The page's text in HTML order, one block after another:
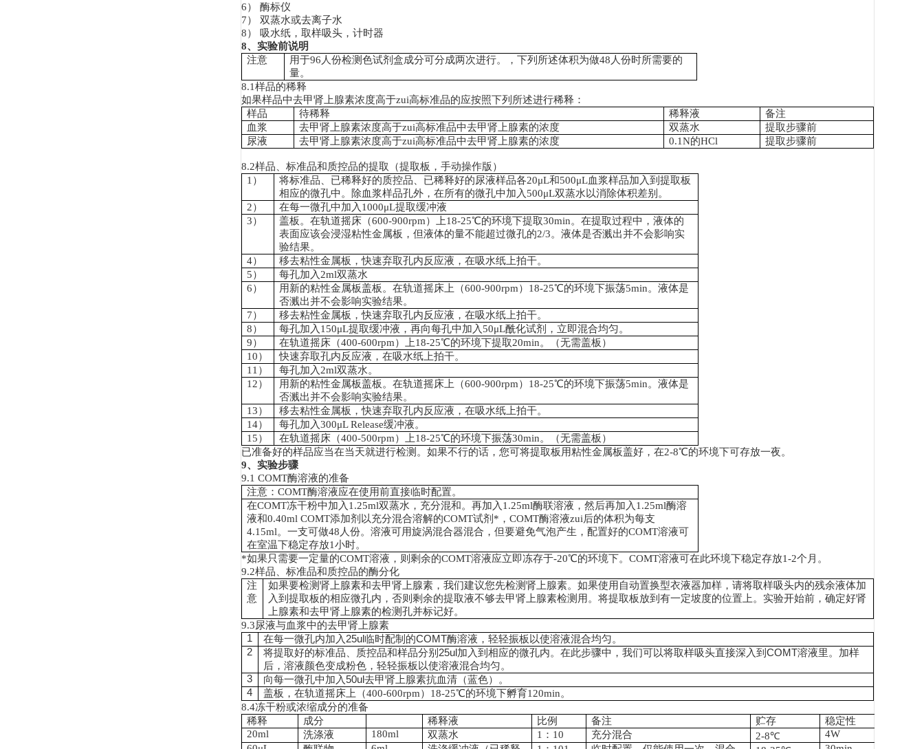
6）
酶标仪
7）
双蒸水或去离子水
8）
吸水纸，取样吸头，计时器
8、实验前说明
注意
用于96 人份检测色试剂盒成分可分成两次进行。，下列所述体积为做48 人份时所需要的
量。
8.1样品的稀释
如果样品中去甲肾上腺素浓度高于zui高标准品的应按照下列所述进行稀释：
样品
待稀释 稀释液
备注
血浆
去甲肾上腺素浓度高于zui高标准品中去甲肾上腺素的浓度 双蒸水
提取步骤前
尿液
去甲肾上腺素浓度高于zui高标准品中去甲肾上腺素的浓度 0.1N的HCl 提取步骤前
8.2样品、标准品和质控品的提取（提取板，手动操作版）
1 ） 将标准品、已稀释好的质控品、已稀释好的尿液样品各20μL和500μL血浆样品加入到提取板
相应的微孔中。除血浆样品孔外，在所有的微孔中加入 500μL双蒸水以消除体积差别。
2） 在每一微孔中加入 1000μL提取缓冲液
3） 盖板。在轨道摇床（600-900rpm）上18-25℃的环境下提取30min。在提取过程中，液体的
表面应该会浸湿粘性金属板，但液体的量不能超过微孔的2/3。液体是否溅出并不会影响实
验结果。
4）
移去粘性金属板，快速弃取孔内反应液，在吸水纸上拍干。
5） 每孔加入 2ml双蒸水
6） 用新的粘性金属板盖板。在轨道摇床上（600-900rpm） 18-25℃的环境下振荡5min。液体是
否溅出并不会影响实验结果。
7）
移去粘性金属板，快速弃取孔内反应液，在吸水纸上拍干。
8） 每孔加入 150μL提取缓冲液，再向每孔中加入 50μL酰化试剂，立即混合均匀。
9） 在轨道摇床（400-600rpm）上18-25℃的环境下提取20min。（无需盖板）
10）
快速弃取孔内反应液，在吸水纸上拍干。
11 ） 每孔加入 2ml双蒸水。
12） 用新的粘性金属板盖板。在轨道摇床上（600-900rpm） 18-25℃的环境下振荡5min。液体是
否溅出并不会影响实验结果。
13）
移去粘性金属板，快速弃取孔内反应液，在吸水纸上拍干。
14） 每孔加入300μL Release缓冲液。
15） 在轨道摇床（400-500rpm）上18-25℃的环境下振荡30min。（无需盖板）
已准备好的样品应当在当天就进行检测。如果不行的话，您可将提取板用粘性金属板盖好，在2-8℃的环境下可存放一夜。
9、实验步骤
9.1 COMT酶溶液的准备
注意：COMT酶溶液应在使用前直接临时配置。
在COMT冻干粉中加入 1.25ml双蒸水，充分混和。再加入 1.25ml酶联溶液，然后再加入 1.25ml酶溶
液和0.40ml COMT添加剂以充分混合溶解的COMT试剂 * ，COMT酶溶液zui后的体积为每支
4.15ml。一支可做48 人份。溶液可用旋涡混合器混合，但要避免气泡产生，配置好的COMT溶液可
在室温下稳定存放1小时。
*如果只需要一定量的COMT溶液，则剩余的COMT溶液应立即冻存于-20℃的环境下。 COMT溶液可在此环境下稳定存放1-2个月。
9.2样品、标准品和质控品的酶分化
注
意
如果要检测肾上腺素和去甲肾上腺素，我们建议您先检测肾上腺素。如果使用自动置换型衣液器加样，请将取样吸头内的残余液体加
入到提取板的相应微孔内，否则剩余的提取液不够去甲肾上腺素检测用。将提取板放到有一定坡度的位置上。实验开始前，确定好肾
上腺素和去甲肾上腺素的检测孔并标记好。
9.3尿液与血浆中的去甲肾上腺素
1
在每一微孔内加入 25ul临时配制的COMT酶溶液，轻轻振板以使溶液混合均匀。
2
将提取好的标准品、质控品和样品分别 25ul 加入到相应的微孔内。在此步骤中，我们可以将取样吸头直接深入到COMT溶液里。加样
后，溶液颜色变成粉色，轻轻振板以使溶液混合均匀。
3
向每一微孔中加入50ul去甲肾上腺素抗血清（蓝色）。
4
盖板，在轨道摇床上（400-600rpm） 18-25℃的环境下孵育120min。
8.4冻干粉或浓缩成分的准备
稀释
成分 稀释液 比例 备注 贮存
稳定性
20ml
洗涤液 180ml 双蒸水 1 ： 10 充分混合 2-8℃
4W